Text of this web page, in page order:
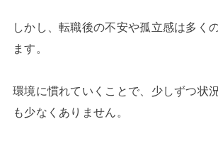
しかし、転職後の不安や孤立感は多く
ます。
環境に慣れていくことで、少しずつ状
も少なくありません。